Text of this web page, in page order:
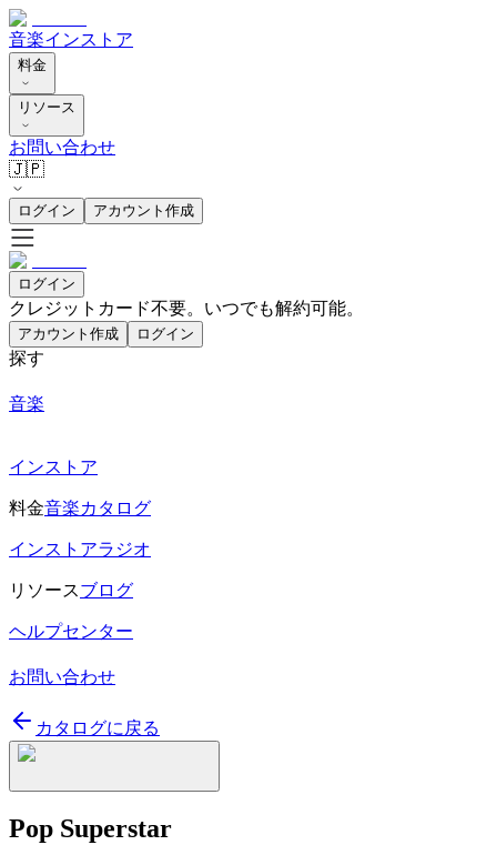
音楽インストア
料金
リソース
お問い合わせ
🇯🇵
ログイン アカウント作成
ログイン
クレジットカード不要。いつでも解約可能。
アカウント作成 ログイン
探す
音楽
インストア
料金音楽カタログ
インストアラジオ
リソースブログ
ヘルプセンター
お問い合わせ
カタログに戻る
Pop Superstar